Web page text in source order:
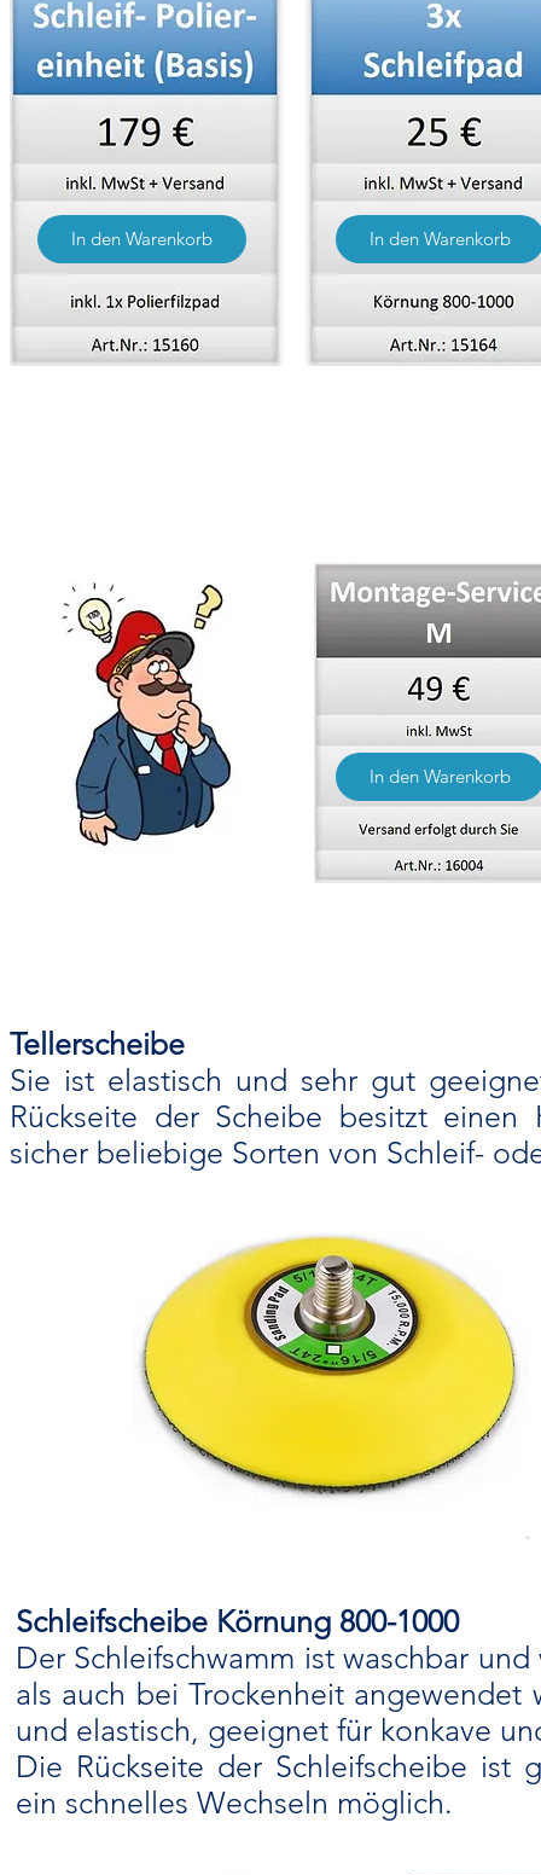
In den Warenkorb In den Warenkorb
In den Warenkorb
Tellerscheibe
Sie ist elastisch und sehr gut
Rückseite der Scheibe besitzt einen
sicher beliebige Sorten von Schleif-
Schleifscheibe Körnung 800-1000
Der Schleifschwamm ist waschbar
als auch bei Trockenheit
und elastisch, geeignet für konkave
Die Rückseite der Schleifscheibe ist
ein schnelles Wechseln möglich.